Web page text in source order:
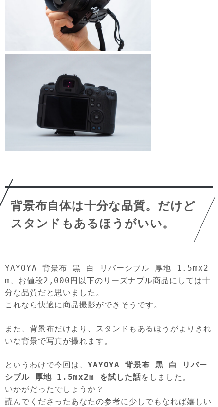
背景布自体は十分な品質。だけど
スタンドもあるほうがいい。
YAYOYA 背景布 黒 白 リバーシブル 厚地 1.5mx2
m、お値段2,000円以下のリーズナブル商品にしては十
分な品質だと思いました。
これなら快適に商品撮影ができそうです。
また、背景布だけより、スタンドもあるほうがよりきれ
いな背景で写真が撮れます。
というわけで今回は、 YAYOYA 背景布 黒 白 リバー
シブル 厚地 1.5mx2m を試した話をしました。
いかがだったでしょうか？
読んでくださったあなたの参考に少しでもなれば嬉しい